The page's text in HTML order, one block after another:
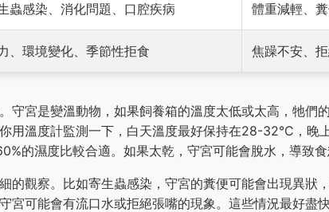
蟲感染、消化問題、口腔疾病 體重減輕、
、環境變化、季節性拒食 焦躁不安、
守宮是變溫動物，如果飼養箱的溫度太低或太高，牠們
用溫度計監測一下，白天溫度最好保持在28-32°C，晚
的濕度比較合適。如果太乾，守宮可能會脫水，導致食
的觀察。比如寄生蟲感染，守宮的糞便可能會出現異狀
宮可能會有流口水或拒絕張嘴的現象。這些情況最好盡快